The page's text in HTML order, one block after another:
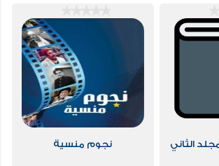
الثاني نجوم منسية